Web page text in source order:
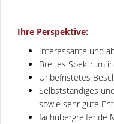
Ihre Perspektive:
Interessante und
Breites Spektrum
Unbefristetes
Selbstständiges
sowie sehr gute
fachübergreifende